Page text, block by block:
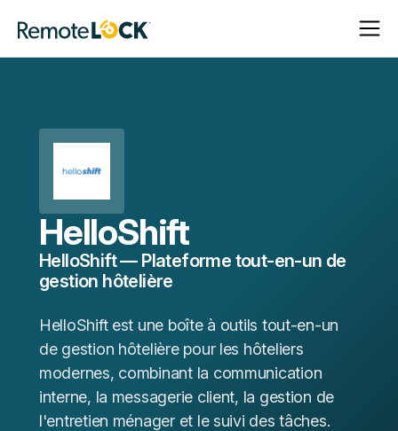
Page
d'accueil
Ouvrir
Fermer
HelloShift
HelloShift — Plateforme tout-en-un de
gestion hôtelière
HelloShift est une boîte à outils tout-en-un
de gestion hôtelière pour les hôteliers
modernes, combinant la communication
interne, la messagerie client, la gestion de
l'entretien ménager et le suivi des tâches.